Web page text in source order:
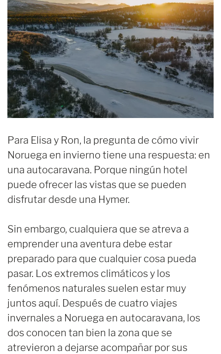
Para Elisa y Ron, la pregunta de cómo vivir
Noruega en invierno tiene una respuesta: en
una autocaravana. Porque ningún hotel
puede ofrecer las vistas que se pueden
disfrutar desde una Hymer.
Sin embargo, cualquiera que se atreva a
emprender una aventura debe estar
preparado para que cualquier cosa pueda
pasar. Los extremos climáticos y los
fenómenos naturales suelen estar muy
juntos aquí. Después de cuatro viajes
invernales a Noruega en autocaravana, los
dos conocen tan bien la zona que se
atrevieron a dejarse acompañar por sus